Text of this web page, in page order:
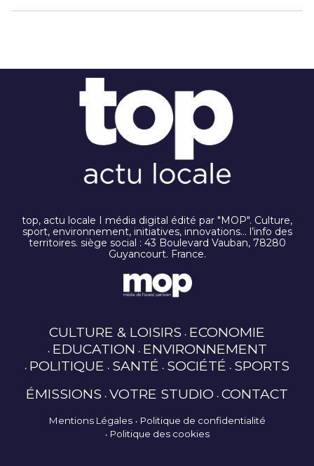
top, actu locale I média digital édité par "MOP". Culture,
sport, environnement, initiatives, innovations… l’info des
territoires. siège social : 43 Boulevard Vauban, 78280
Guyancourt. France.
CULTURE & LOISIRS ECONOMIE
EDUCATION ENVIRONNEMENT
POLITIQUE SANTÉ SOCIÉTÉ SPORTS
ÉMISSIONS VOTRE STUDIO CONTACT
Mentions Légales
Politique de confidentialité
Politique des cookies